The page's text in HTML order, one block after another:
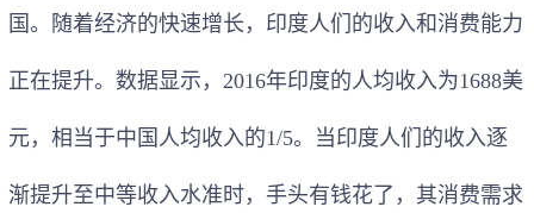
国。随着经济的快速增长，印度人们的收入和消费能力
正在提升。数据显示，2016年印度的人均收入为1688美
元，相当于中国人均收入的1/5。当印度人们的收入逐
渐提升至中等收入水准时，手头有钱花了，其消费需求